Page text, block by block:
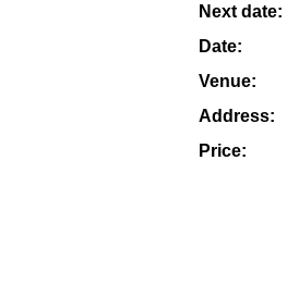
Next date:
Date:
Venue:
Address:
Price: